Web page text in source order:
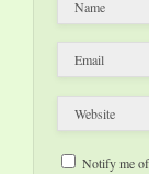
Name
Email
Website
Notify me